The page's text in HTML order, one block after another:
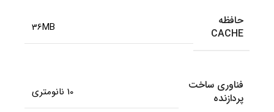
حافظه
CACHE
36MB
فناوری ساخت
پردازنده
10 نانومتری